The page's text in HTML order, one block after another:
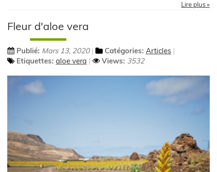
Lire plus »
Fleur d'aloe vera
Publié: Mars 13, 2020 Catégories: Articles
Etiquettes: aloe vera Views: 3532